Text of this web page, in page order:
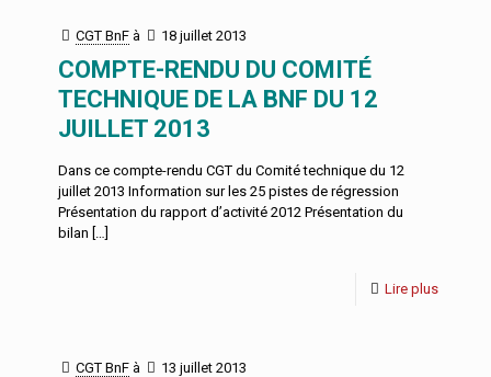
CGT BnF à 18 juillet 2013
COMPTE-RENDU DU COMITÉ
TECHNIQUE DE LA BNF DU 12
JUILLET 2013
Dans ce compte-rendu CGT du Comité technique du 12
juillet 2013 Information sur les 25 pistes de régression
Présentation du rapport d’activité 2012 Présentation du
bilan […]
Lire plus
CGT BnF à 13 juillet 2013